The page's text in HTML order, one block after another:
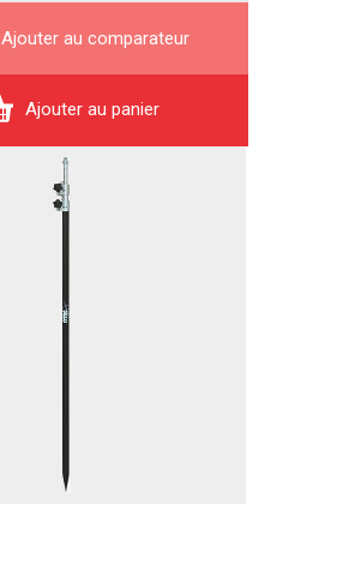
Ajouter au comparateur
Ajouter au panier